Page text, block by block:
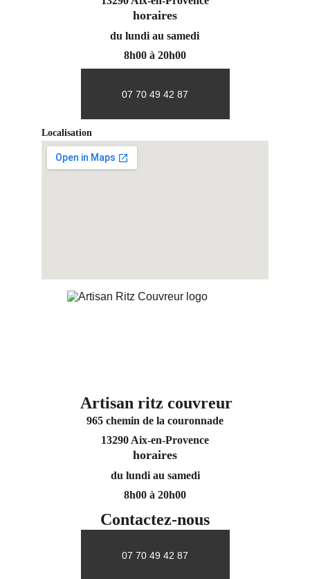
07 70 49 42 87
Localisation
horaires
du lundi au samedi
8h00 à 20h00
Contactez-nous
07 70 49 42 87
Artisan ritz couvreur
965 chemin de la couronnade
13290 Aix-en-Provence
horaires
du lundi au samedi
8h00 à 20h00